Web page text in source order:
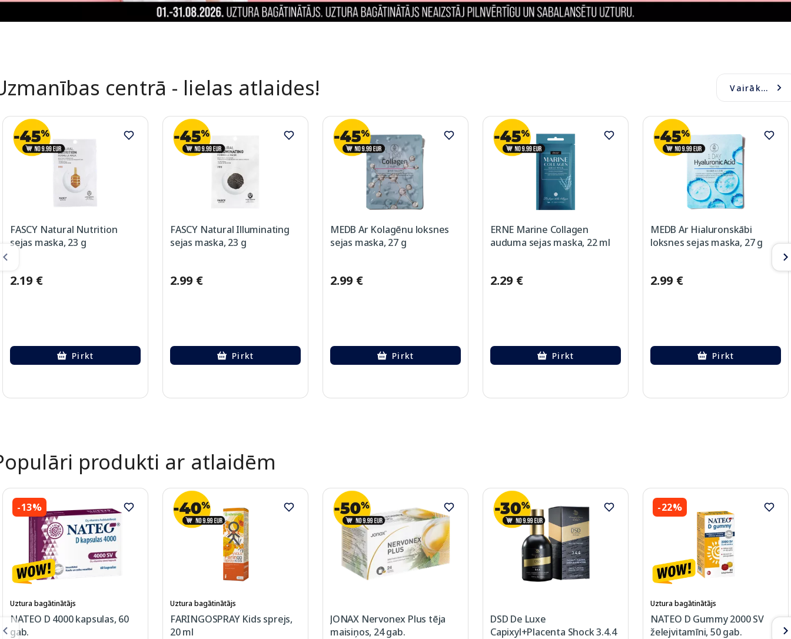
centrā - lielas atlaides! Vairāk...
FASCY Natural Nutrition
sejas maska, 23 g
2.19 €
Pirkt
FASCY Natural Illuminating
sejas maska, 23 g
2.99 €
Pirkt
MEDB Ar Kolagēnu loksnes
sejas maska, 27 g
2.99 €
Pirkt
ERNE Marine Collagen
auduma sejas maska, 22 ml
2.29 €
Pirkt
MEDB Ar Hialuronskābi
loksnes sejas maska, 27 g
2.99 €
Pirkt
produkti ar atlaidēm
-13%
Uztura bagātinātājs
NATEO D 4000 kapsulas, 60
gab.
Uztura bagātinātājs
FARINGOSPRAY Kids sprejs,
20 ml
JONAX Nervonex Plus tēja
maisiņos, 24 gab.
DSD De Luxe
Capixyl+Placenta Shock 3.4.4
-22%
Uztura bagātinātājs
NATEO D Gummy 2000 SV
želejvitamīni, 50 gab.